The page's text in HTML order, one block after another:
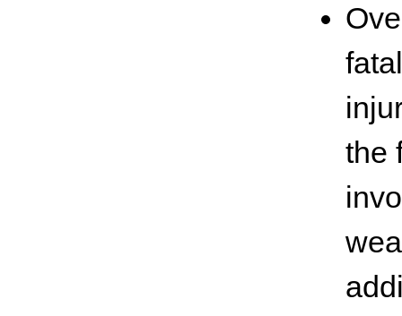
the